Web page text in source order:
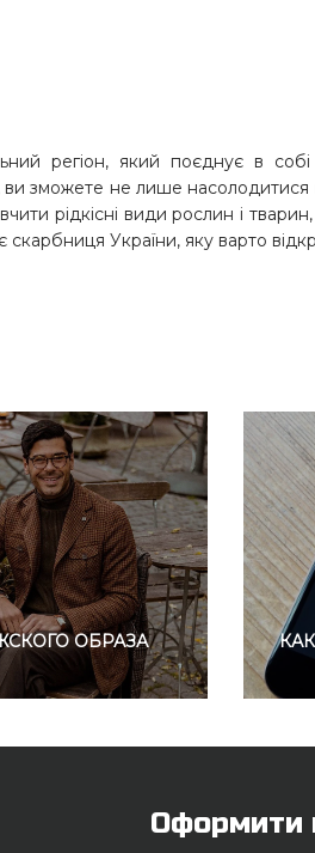
регіон, який поєднує в
зможете не лише насолодитися
рідкісні види рослин і
скарбниця України, яку варто
ОБРАЗА
Оформити